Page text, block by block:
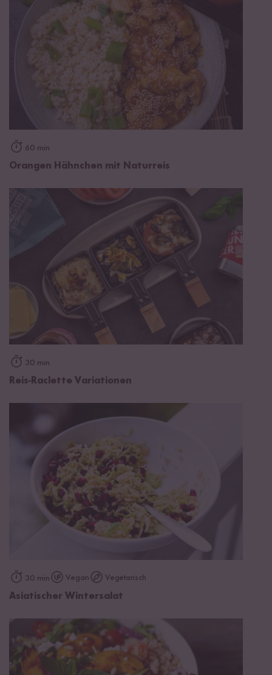
60 min
Orangen Hähnchen mit Naturreis
30 min
Reis-Raclette Variationen
30 min Vegan Vegetarisch
Asiatischer Wintersalat